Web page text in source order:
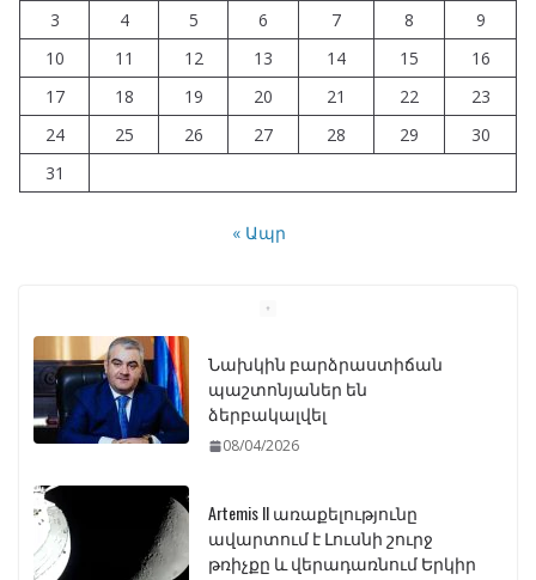
3
4 5 6 7 8
9
10
11 12 13 14 15
16
17
18 19 20 21 22
23
24
25 26 27 28 29
30
31
« Ապր
Նախկին բարձրաստիճան
պաշտոնյաներ են
ձերբակալվել
08/04/2026
Artemis II առաքելությունը
ավարտում է Լուսնի շուրջ
թռիչքը և վերադառնում Երկիր